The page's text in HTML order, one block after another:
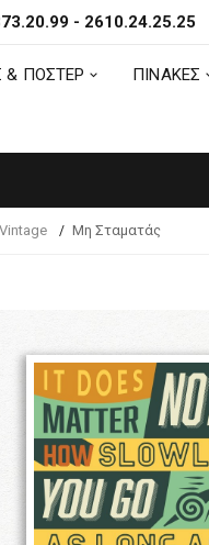
& ΠΟΣΤΕΡ ΠΙΝΑΚΕΣ
- 2610.24.25.25
& ΠΟΣΤΕΡ ΠΙΝΑΚΕΣ
Vintage Μη Σταματάς